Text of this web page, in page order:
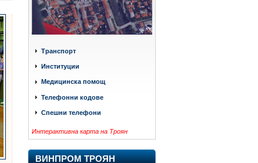
Транспорт
Институции
Медицинска помощ
Телефонни кодове
Спешни телефони
Интерактивна карта на Троян
ВИНПРОМ ТРОЯН